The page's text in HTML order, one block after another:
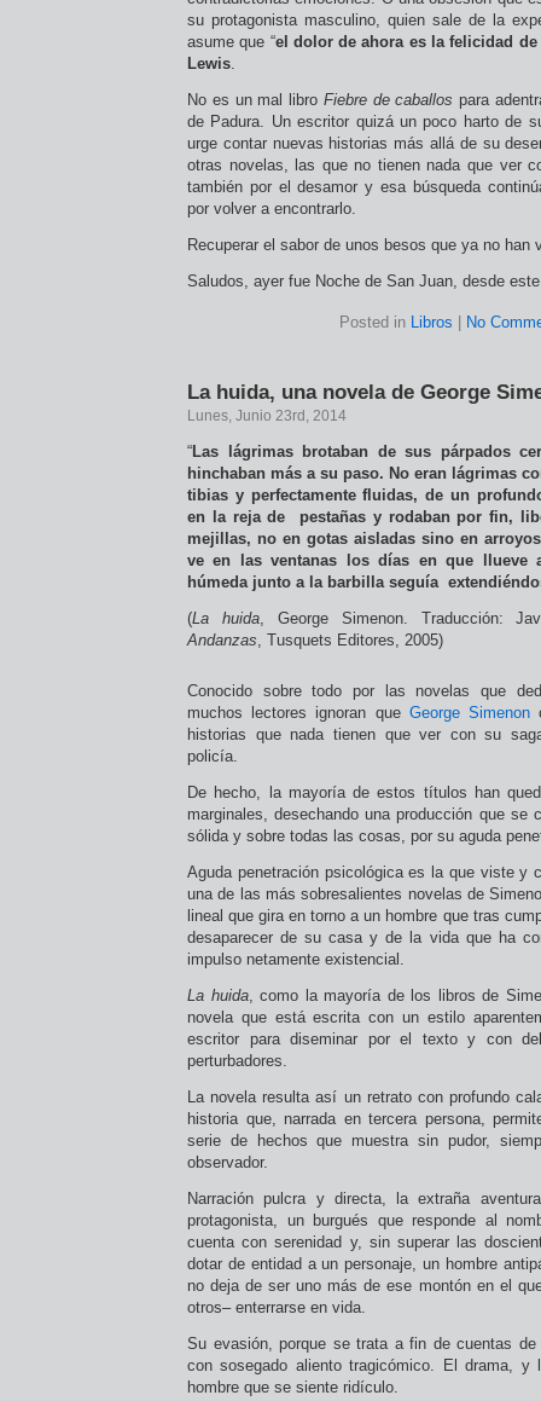
su protagonista masculino, quien sale de la
asume que “el dolor de ahora es la felicidad de
Lewis.
No es un mal libro Fiebre de caballos para
de Padura. Un escritor quizá un poco harto de
urge contar nuevas historias más allá de su
otras novelas, las que no tienen nada que ver
también por el desamor y esa búsqueda
por volver a encontrarlo.
Recuperar el sabor de unos besos que ya no
Saludos, ayer fue Noche de San Juan, desde
Posted in Libros No
La huida, una novela de George
Lunes, Junio 23rd, 2014
“Las lágrimas brotaban de sus párpados
hinchaban más a su paso. No eran lágrimas
tibias y perfectamente fluidas, de un
en la reja de pestañas y rodaban por fin,
mejillas, no en gotas aisladas sino en
ve en las ventanas los días en que llueve
húmeda junto a la barbilla seguía
(La huida, George Simenon. Traducción:
Andanzas, Tusquets Editores, 2005)
Conocido sobre todo por las novelas que
muchos lectores ignoran que George Simenon
historias que nada tienen que ver con su
policía.
De hecho, la mayoría de estos títulos han
marginales, desechando una producción que se
sólida y sobre todas las cosas, por su aguda
Aguda penetración psicológica es la que viste y
una de las más sobresalientes novelas de
lineal que gira en torno a un hombre que tras
desaparecer de su casa y de la vida que ha
impulso netamente existencial.
La huida, como la mayoría de los libros de
novela que está escrita con un estilo
escritor para diseminar por el texto y con
perturbadores.
La novela resulta así un retrato con profundo
historia que, narrada en tercera persona,
serie de hechos que muestra sin pudor,
observador.
Narración pulcra y directa, la extraña
protagonista, un burgués que responde al
cuenta con serenidad y, sin superar las
dotar de entidad a un personaje, un hombre
no deja de ser uno más de ese montón en el
otros– enterrarse en vida.
Su evasión, porque se trata a fin de cuentas
con sosegado aliento tragicómico. El drama, y
hombre que se siente ridículo.